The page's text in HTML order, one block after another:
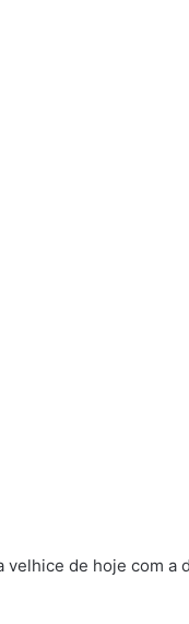
de hoje com a